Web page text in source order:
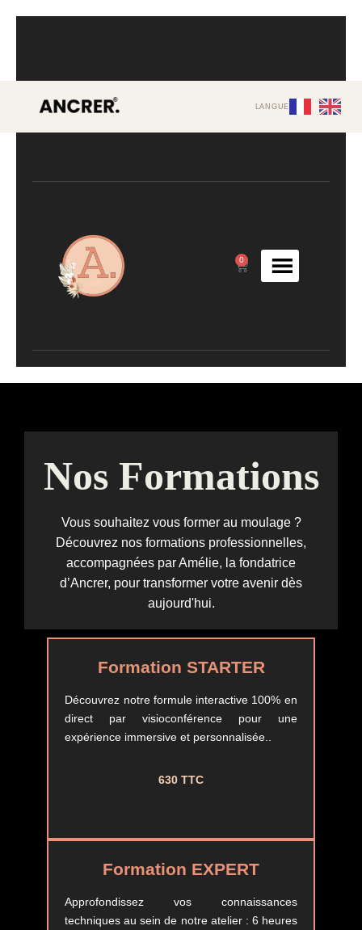
LANGUE
0
Nos Formations
Vous souhaitez vous former au moulage ?
Découvrez nos formations professionnelles,
accompagnées par Amélie, la fondatrice
d’Ancrer, pour transformer votre avenir dès
aujourd'hui.
Formation STARTER
Découvrez notre formule interactive 100% en
direct par visioconférence pour une
expérience immersive et personnalisée..
630 TTC
Formation EXPERT
Approfondissez vos connaissances
techniques au sein de notre atelier : 6 heures